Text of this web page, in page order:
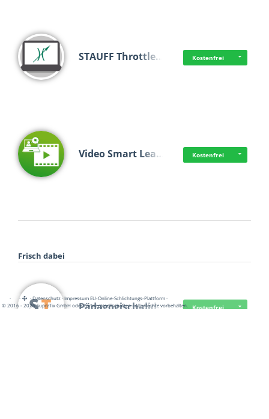
STAUFF Throttle… Kostenfrei
Video Smart Lea… Kostenfrei
Frisch dabei
Pädagogisch-did… Kostenfrei
· · ·Datenschutz·Impressum EU-Online-Schlichtungs-Plattform·
© 2016 - 2026 SupraTix GmbH oder Partnergesellschaften - Alle Rechte vorbehalten.